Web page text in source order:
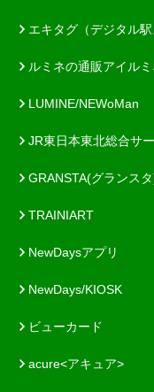
エキタグ（デジタル駅
ルミネの通販アイルミ
LUMINE/NEWoMan
JR東日本東北総合サ
GRANSTA(グランス
TRAINIART
NewDaysアプリ
NewDays/KIOSK
ビューカード
acure<アキュア>